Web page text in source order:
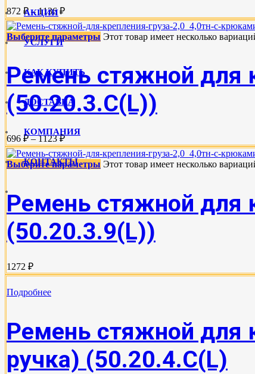
АКЦИИ
УСЛУГИ
КАК КУПИТЬ
ДОСТАВКА
КОМПАНИЯ
КОНТАКТЫ
872 ₽ – 1136 ₽
Выберите параметры Этот товар имеет несколько
Ремень стяжной для
(50.20.3.C(L))
696 ₽ – 1123 ₽
Выберите параметры Этот товар имеет несколько
Ремень стяжной для
(50.20.3.9(L))
1272 ₽
Подробнее
Ремень стяжной для
ручка) (50.20.4.С(L)